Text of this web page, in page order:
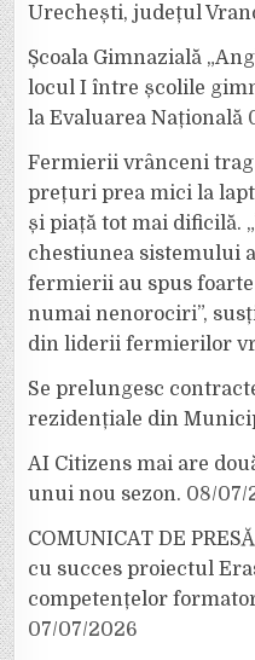
Urechești, județul
Școala Gimnazială
locul I între școlile
la Evaluarea Națională
Fermierii vrânceni
prețuri prea mici la
și piață tot mai dificilă.
chestiunea sistemului
fermierii au spus foarte
numai nenorociri”,
din liderii fermierilor
Se prelungesc
rezidențiale din
AI Citizens mai are
unui nou sezon. 08/07/
COMUNICAT DE
cu succes proiectul
competențelor
07/07/2026